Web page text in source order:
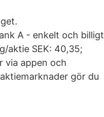
A - enkelt och billigt
aktie SEK: 40,35;
via appen och
gör du